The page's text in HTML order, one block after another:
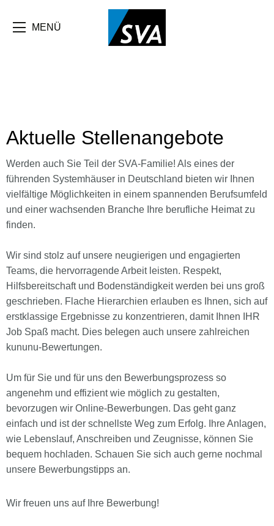
MENÜ
Aktuelle Stellenangebote
Werden auch Sie Teil der SVA-Familie! Als eines der
führenden Systemhäuser in Deutschland bieten wir Ihnen
vielfältige Möglichkeiten in einem spannenden Berufsumfeld
und einer wachsenden Branche Ihre berufliche Heimat zu
finden.
Wir sind stolz auf unsere neugierigen und engagierten
Teams, die hervorragende Arbeit leisten. Respekt,
Hilfsbereitschaft und Bodenständigkeit werden bei uns groß
geschrieben. Flache Hierarchien erlauben es Ihnen, sich auf
erstklassige Ergebnisse zu konzentrieren, damit Ihnen IHR
Job Spaß macht. Dies belegen auch unsere zahlreichen
kununu-Bewertungen.
Um für Sie und für uns den Bewerbungsprozess so
angenehm und effizient wie möglich zu gestalten,
bevorzugen wir Online-Bewerbungen. Das geht ganz
einfach und ist der schnellste Weg zum Erfolg. Ihre Anlagen,
wie Lebenslauf, Anschreiben und Zeugnisse, können Sie
bequem hochladen. Schauen Sie sich auch gerne nochmal
unsere Bewerbungstipps an.
Wir freuen uns auf Ihre Bewerbung!